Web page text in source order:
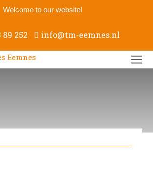
Welcome to our website!
89 252 info@tm-eemnes.nl